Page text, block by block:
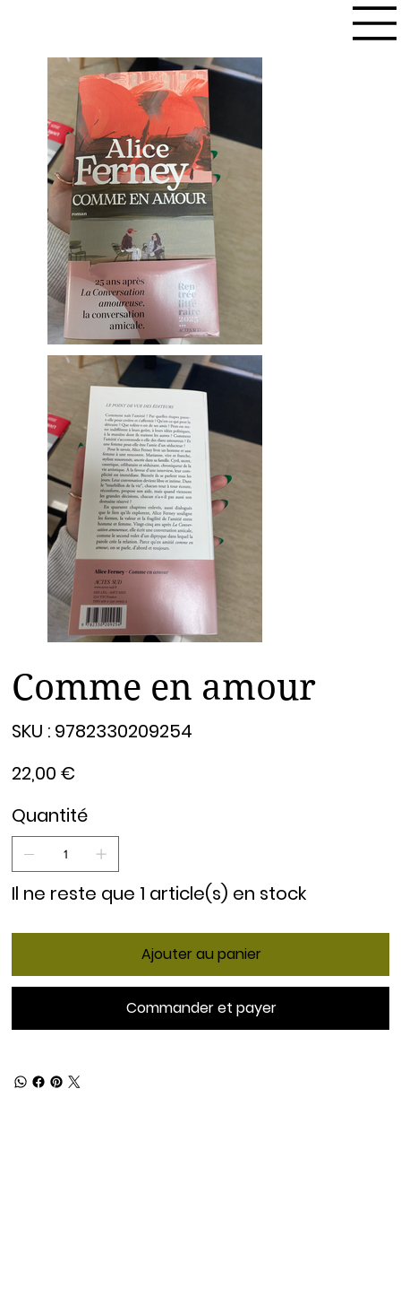
Comme en amour
SKU : 9782330209254
9782330209254
22,00 €
Quantité
Il ne reste que 1 article(s) en stock
Ajouter au panier
Commander et payer